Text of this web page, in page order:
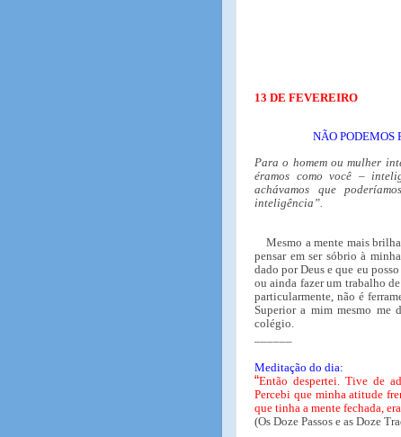
13 DE FEVEREIRO
NÃO PODEMOS
Para o homem ou mulher
éramos como você –
achávamos que
inteligência”.
Mesmo a mente mais
pensar em ser sóbrio à
dado por Deus e que eu
ou ainda fazer um trabalho
particularmente, não é
Superior a mim mesmo me
colégio.
Meditação do dia:
“Então despertei. Tive de
Percebi que minha atitude
que tinha a mente fechada,
(Os Doze Passos e as Doze